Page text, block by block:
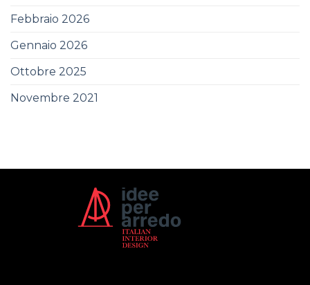
Febbraio 2026
Gennaio 2026
Ottobre 2025
Novembre 2021